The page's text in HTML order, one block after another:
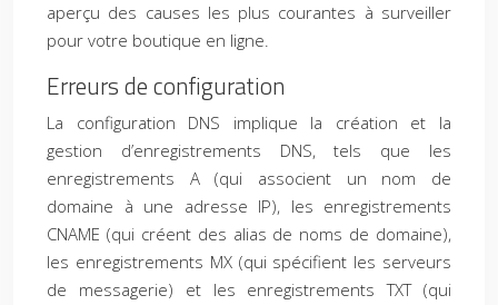
aperçu des causes les plus courantes à surveiller
pour votre boutique en ligne.
Erreurs de configuration
La configuration DNS implique la création et la
gestion d’enregistrements DNS, tels que les
enregistrements A (qui associent un nom de
domaine à une adresse IP), les enregistrements
CNAME (qui créent des alias de noms de domaine),
les enregistrements MX (qui spécifient les serveurs
de messagerie) et les enregistrements TXT (qui